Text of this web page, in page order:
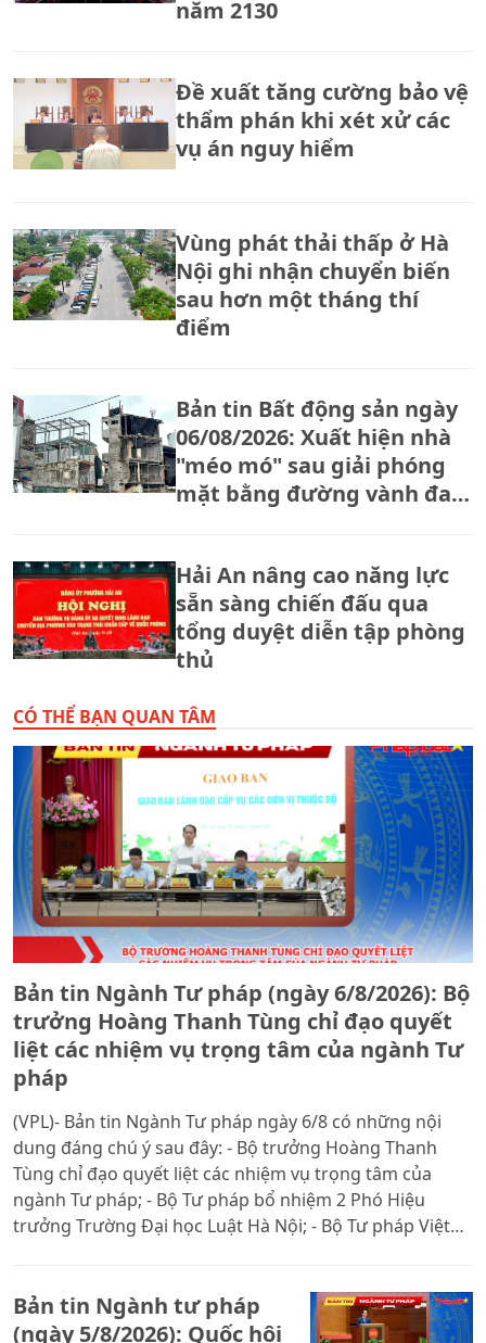
năm 2130
Đề xuất tăng cường bảo vệ
thẩm phán khi xét xử các
vụ án nguy hiểm
Vùng phát thải thấp ở Hà
Nội ghi nhận chuyển biến
sau hơn một tháng thí
điểm
Bản tin Bất động sản ngày
06/08/2026: Xuất hiện nhà
"méo mó" sau giải phóng
mặt bằng đường vành đai
Hải An nâng cao năng lực
sẵn sàng chiến đấu qua
tổng duyệt diễn tập phòng
thủ
CÓ THỂ BẠN QUAN TÂM
Bản tin Ngành Tư pháp (ngày 6/8/2026): Bộ
trưởng Hoàng Thanh Tùng chỉ đạo quyết
liệt các nhiệm vụ trọng tâm của ngành Tư
pháp
(VPL)- Bản tin Ngành Tư pháp ngày 6/8 có những nội
dung đáng chú ý sau đây: - Bộ trưởng Hoàng Thanh
Tùng chỉ đạo quyết liệt các nhiệm vụ trọng tâm của
ngành Tư pháp; - Bộ Tư pháp bổ nhiệm 2 Phó Hiệu
trưởng Trường Đại học Luật Hà Nội; - Bộ Tư pháp Việt
Bản tin Ngành tư pháp
(ngày 5/8/2026): Quốc hội